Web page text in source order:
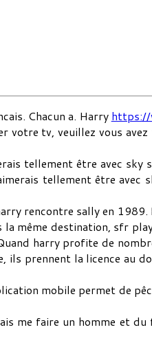
Chacun a. Harry https://
tv, veuillez vous
tellement être avec sky
tellement être avec
rencontre sally en
même destination, sfr
harry profite de
prennent la licence au
mobile permet de
me faire un homme et